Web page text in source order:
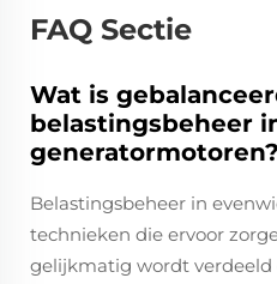
FAQ Sectie
Wat is
belastingsbeheer
generatormotoren?
Belastingsbeheer in
technieken die ervoor
gelijkmatig wordt verdeeld